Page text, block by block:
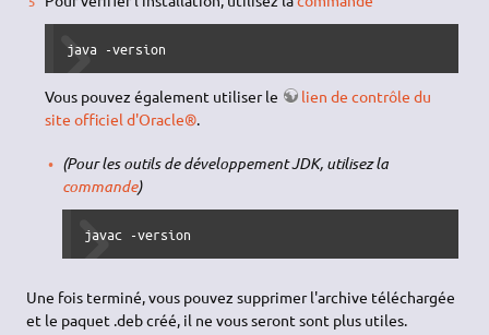
java -version
Vous pouvez également utiliser le
lien de contrôle du
site officiel d'Oracle®.
(Pour les outils de développement JDK, utilisez la
commande)
javac -version
Une fois terminé, vous pouvez supprimer l'archive téléchargée
et le paquet .deb créé, il ne vous seront sont plus utiles.